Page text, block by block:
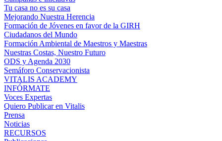
Tu casa no es su casa
Mejorando Nuestra Herencia
Formación de Jóvenes en favor de la GIRH
Ciudadanos del Mundo
Formación Ambiental de Maestros y Maestras
Nuestras Costas, Nuestro Futuro
ODS y Agenda 2030
Semáforo Conservacionista
VITALIS ACADEMY
INFÓRMATE
Voces Expertas
Quiero Publicar en Vitalis
Prensa
Noticias
RECURSOS